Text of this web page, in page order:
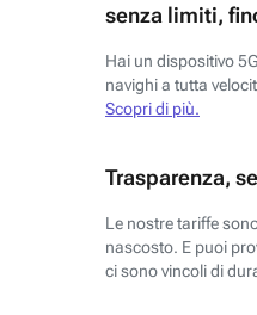
senza limiti,
Hai un dispositivo
navighi a tutta
Scopri di più.
Trasparenza,
Le nostre tariffe
nascosto. E puoi
ci sono vincoli di